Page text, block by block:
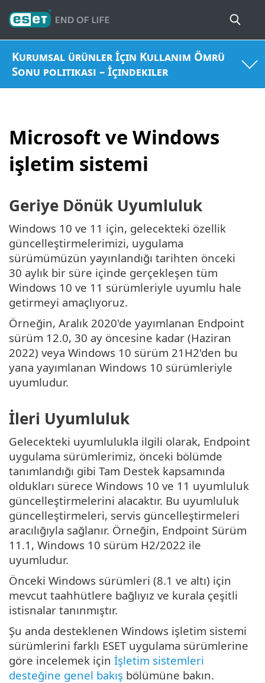
Kurumsal ürünler İçin Kullanım Ömrü
Sonu politikası – İçindekiler
Microsoft ve Windows
işletim sistemi
Geriye Dönük Uyumluluk
Windows 10 ve 11 için, gelecekteki özellik
güncelleştirmelerimizi, uygulama
sürümümüzün yayınlandığı tarihten önceki
30 aylık bir süre içinde gerçekleşen tüm
Windows 10 ve 11 sürümleriyle uyumlu hale
getirmeyi amaçlıyoruz.
Örneğin, Aralık 2020'de yayımlanan Endpoint
sürüm 12.0, 30 ay öncesine kadar (Haziran
2022) veya Windows 10 sürüm 21H2'den bu
yana yayımlanan Windows 10 sürümleriyle
uyumludur.
İleri Uyumluluk
Gelecekteki uyumlulukla ilgili olarak, Endpoint
uygulama sürümlerimiz, önceki bölümde
tanımlandığı gibi Tam Destek kapsamında
oldukları sürece Windows 10 ve 11 uyumluluk
güncelleştirmelerini alacaktır. Bu uyumluluk
güncelleştirmeleri, servis güncelleştirmeleri
aracılığıyla sağlanır. Örneğin, Endpoint Sürüm
11.1, Windows 10 sürüm H2/2022 ile
uyumludur.
Önceki Windows sürümleri (8.1 ve altı) için
mevcut taahhütlere bağlıyız ve kurala çeşitli
istisnalar tanınmıştır.
Şu anda desteklenen Windows işletim sistemi
sürümlerini farklı ESET uygulama sürümlerine
göre incelemek için İşletim sistemleri
desteğine genel bakış bölümüne bakın.